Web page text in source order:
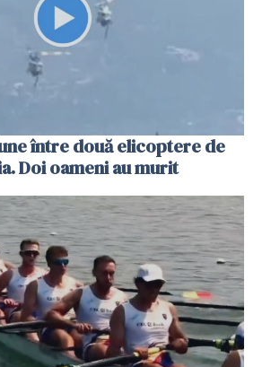
între două elicoptere de
Doi oameni au murit